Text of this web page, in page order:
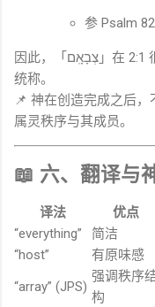
参 Psalm
因此，「צְבָאָֽם」在 2:1 很可能就是对这种天上众灵体的暗示或
统称。
📌 神在创造完成之后
属灵秩序与其成员。
📖 六、翻译与
译法 优点
“everything”
简洁
“host”
有原味感
“array” (JPS)
强调秩序
构